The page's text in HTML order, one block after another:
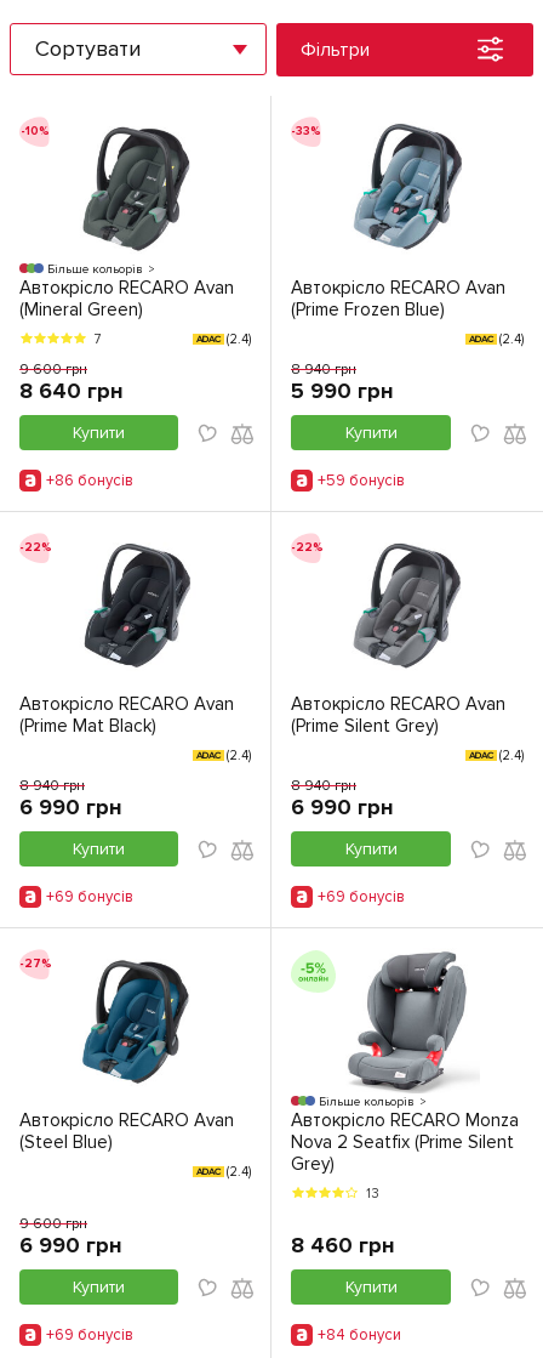
Сортувати Фільтри
-10%
Більше кольорів
Автокрісло RECARO Avan
(Mineral Green)
7 ADAC (2.4)
9 600 грн
8 640 грн
Купити
+86 бонусiв
-33%
Автокрісло RECARO Avan
(Prime Frozen Blue)
ADAC (2.4)
8 940 грн
5 990 грн
Купити
+59 бонусiв
-22%
Автокрісло RECARO Avan
(Prime Mat Black)
ADAC (2.4)
8 940 грн
6 990 грн
Купити
+69 бонусiв
-22%
Автокрісло RECARO Avan
(Prime Silent Grey)
ADAC (2.4)
8 940 грн
6 990 грн
Купити
+69 бонусiв
-27%
Автокрісло RECARO Avan
(Steel Blue)
ADAC (2.4)
9 600 грн
6 990 грн
Купити
+69 бонусiв
Більше кольорів
Автокрісло RECARO Monza
Nova 2 Seatfix (Prime Silent
Grey)
13
8 460 грн
Купити
+84 бонуси